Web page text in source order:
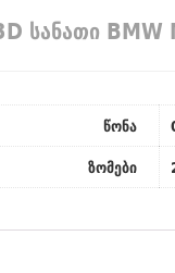
სანათი BMW
წონა
ზომები